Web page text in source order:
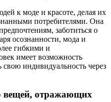
к моде и красоте, делая их
потребителями. Она
заботиться о
осознанности, мода и
гибкими и
имеет возможность
свою индивидуальность через
вещей, отражающих